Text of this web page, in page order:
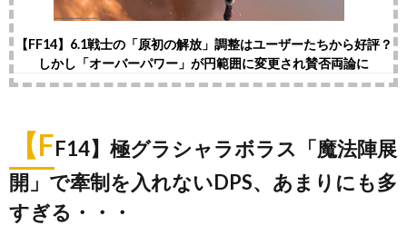
【FF14】6.1戦士の「原初の解放」調整はユーザーたちから好評？
しかし「オーバーパワー」が円範囲に変更され賛否両論に
【FF14】極グラシャラボラス「魔法陣展
開」で牽制を入れないDPS、あまりにも多
すぎる・・・